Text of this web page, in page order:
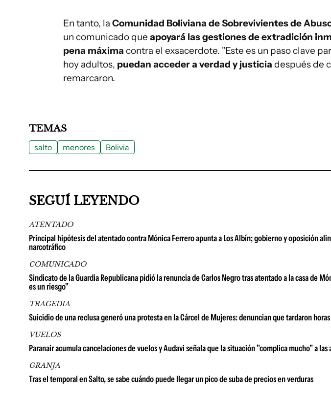
En tanto, la Comunidad Boliviana de Sobrevivientes de
un comunicado que apoyará las gestiones de extradición
pena máxima contra el exsacerdote. "Este es un paso clave
hoy adultos, puedan acceder a verdad y justicia después de
remarcaron.
TEMAS
salto menores Bolivia
SEGUÍ LEYENDO
ATENTADO
Principal hipótesis del atentado contra Mónica Ferrero apunta a Los Albín; gobierno y oposición
narcotráfico
COMUNICADO
Sindicato de la Guardia Republicana pidió la renuncia de Carlos Negro tras atentado a la casa de
es un riesgo"
TRAGEDIA
Suicidio de una reclusa generó una protesta en la Cárcel de Mujeres: denuncian que tardaron
VUELOS
Paranair acumula cancelaciones de vuelos y Audavi señala que la situación "complica mucho" a las
GRANJA
Tras el temporal en Salto, se sabe cuándo puede llegar un pico de suba de precios en verduras